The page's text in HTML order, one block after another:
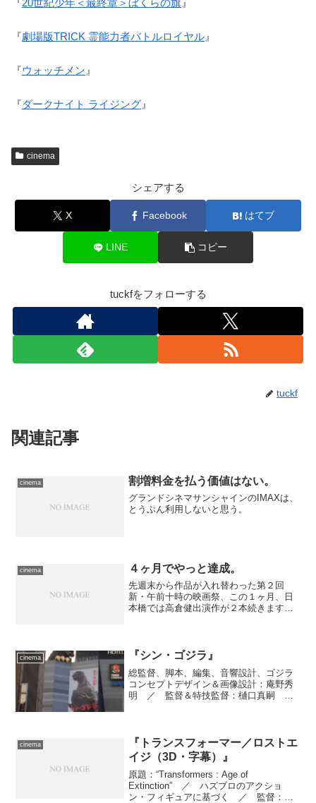
『20世紀少年＜最終章＞ぼくらの旗 』
『劇場版TRICK 霊能力者バトルロイヤル 』
『ウォッチメン 』
『ダークナイト ライジング 』
cinema
シェアする
X Facebook はてブ
LINE コピー
tuckfをフォローする
tuckf
関連記事
cinema 割増料金を払う価値はない。
グランドシネマサンシャインのIMAXは、
とうぶん利用しないと思う。
cinema ４ヶ月でやっと達成。
先週末から作品が入れ替わった第２回
新・午前十時の映画祭、この１ヶ月、日
本橋では高倉健出演作が２本続きます。
ドランナー』を発表してい...
cinema 『シン・ゴジラ』
総監督、脚本、編集、音響設計、ゴジラ
コンセプトデザイン＆画像設計：庵野秀
明 ／ 監督＆特技監督：樋口真嗣
至、佐久島依里 ／ 編集＆Ｖ...
cinema
『トランスフォーマー／ロストエ
イジ（3D・字幕）』
原題：“Transformers : Age of
Extinction” ／ ハズブロのアクショ
ン・フィギュアに基づく ／ 監督：マ